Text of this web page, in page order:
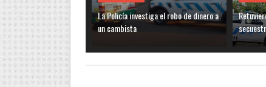
La Policía investiga el robo de dinero a
un cambista